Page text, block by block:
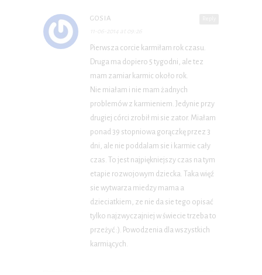
GOSIA
Pierwsza corcie karmiłam rok czasu.
Druga ma dopiero 5 tygodni, ale tez
mam zamiar karmic około rok.
Nie miałam i nie mam żadnych
problemów z karmieniem. Jedynie przy
drugiej córci zrobił mi sie zator. Miałam
ponad 39 stopniowa gorączkę przez 3
dni, ale nie poddalam sie i karmie cały
czas. To jest najpiękniejszy czas na tym
etapie rozwojowym dziecka. Taka więź
sie wytwarza miedzy mama a
dzieciatkiem, ze nie da sie tego opisać
tylko najzwyczajniej w świecie trzeba to
przeżyć :). Powodzenia dla wszystkich
karmiących.